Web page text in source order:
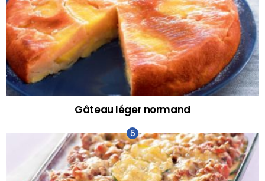
Gâteau léger normand